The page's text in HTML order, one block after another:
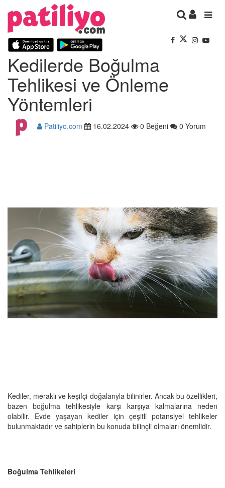
Kedilerde Boğulma
Tehlikesi ve Önleme
Yöntemleri
Patiliyo.com 16.02.2024 0 Beğeni 0 Yorum
Kediler, meraklı ve keşifçi doğalarıyla bilinirler. Ancak bu özellikleri,
bazen boğulma tehlikesiyle karşı karşıya kalmalarına neden
olabilir. Evde yaşayan kediler için çeşitli potansiyel tehlikeler
bulunmaktadır ve sahiplerin bu konuda bilinçli olmaları önemlidir.
Boğulma Tehlikeleri